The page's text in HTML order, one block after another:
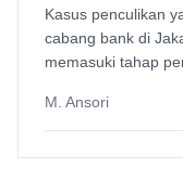
Kasus penculikan
cabang bank di
memasuki tahap
M. Ansori